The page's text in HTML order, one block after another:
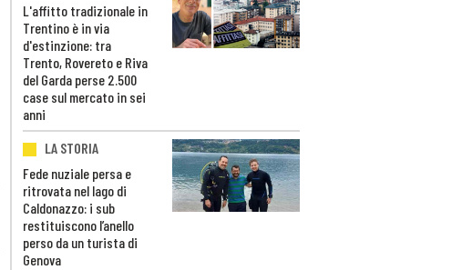
L'affitto tradizionale in
Trentino è in via
d'estinzione: tra
Trento, Rovereto e Riva
del Garda perse 2.500
case sul mercato in sei
anni
LA STORIA
Fede nuziale persa e
ritrovata nel lago di
Caldonazzo: i sub
restituiscono l’anello
perso da un turista di
Genova